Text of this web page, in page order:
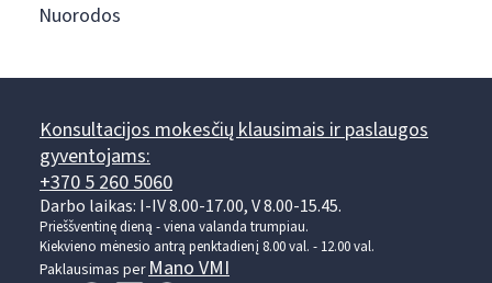
Nuorodos
Konsultacijos mokesčių klausimais ir paslaugos
gyventojams:
+370 5 260 5060
Darbo laikas: I-IV 8.00-17.00, V 8.00-15.45.
Prieššventinę dieną - viena valanda trumpiau.
Kiekvieno mėnesio antrą penktadienį 8.00 val. - 12.00 val.
Paklausimas per Mano VMI